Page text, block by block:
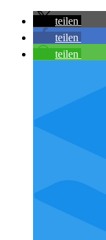
teilen
teilen
teilen